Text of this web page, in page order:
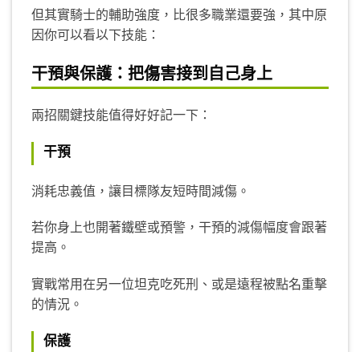
但其實騎士的輔助強度，比很多職業還要強，其中原
因你可以看以下技能：
干預與保護：把傷害接到自己身上
兩招關鍵技能值得好好記一下：
干預
消耗忠義值，讓目標隊友短時間減傷。
若你身上也開著鐵壁或預警，干預的減傷幅度會跟著
提高。
實戰常用在另一位坦克吃死刑、或是遠程被點名重擊
的情況。
保護